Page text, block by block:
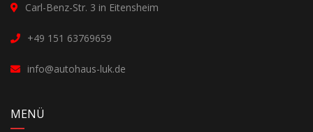
Carl-Benz-Str. 3 in Eitensheim
+49 151 63769659
info@autohaus-luk.de
MENÜ